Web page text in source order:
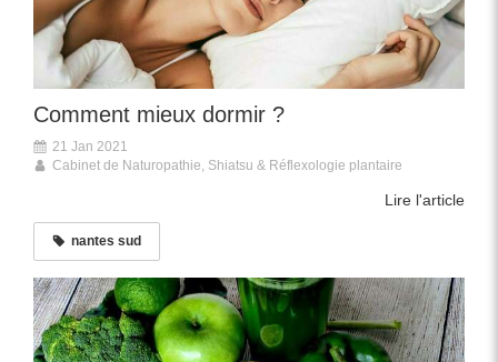
Comment mieux dormir ?
21 Jan 2021
Cabinet de Naturopathie, Shiatsu & Réflexologie plantaire
Lire l'article
nantes sud